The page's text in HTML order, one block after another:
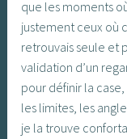
que les moments
justement ceux où
retrouvais seule et
validation d’un
pour définir la case,
les limites, les
je la trouve